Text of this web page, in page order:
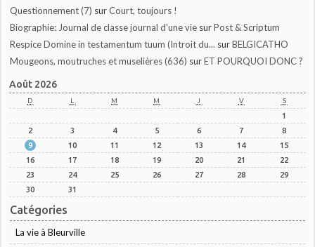
Questionnement (7) surCourt, toujours !
Biographie: Journal de classe journal d'une vie surPost & Scriptum
Respice Domine in testamentum tuum (Introit du... surBELGICATHO
Mougeons, moutruches et muselières (636) surET POURQUOI DONC ?
Août 2026
D L M M J V S
1
2
3 4 5 6 7
8
9
10 11 12 13 14
15
16
17 18 19 20 21
22
23
24 25 26 27 28
29
30
31
Catégories
La vie à Bleurville